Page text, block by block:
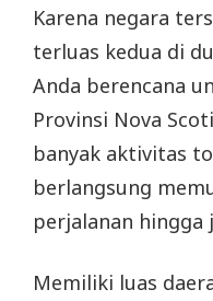
Karena negara
terluas kedua di
Anda berencana
Provinsi Nova
banyak aktivitas
berlangsung
perjalanan hingga
Memiliki luas